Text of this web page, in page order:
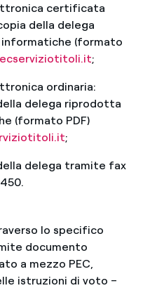
certificata
della delega
(formato
;
ordinaria:
delega riprodotta
(formato PDF)
;
delega tramite fax
lo specifico
documento
a mezzo PEC,
istruzioni di voto –